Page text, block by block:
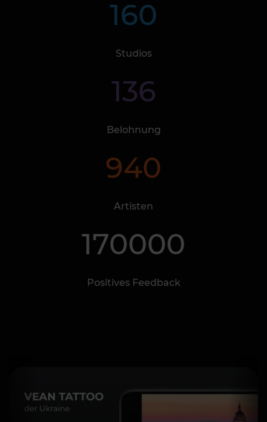
160
Studios
136
Belohnung
940
Artisten
170000
Positives Feedback